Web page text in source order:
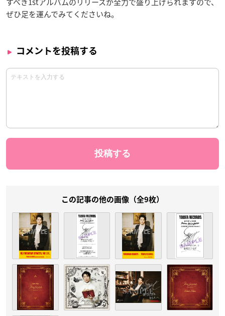
ぜひ足を運んでみてくださいね。
コメントを投稿する
この記事の他の画像（全9枚）